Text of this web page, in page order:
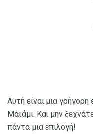
Αυτή είναι μια
Μαϊάμι. Και μην
πάντα μια επιλογή!